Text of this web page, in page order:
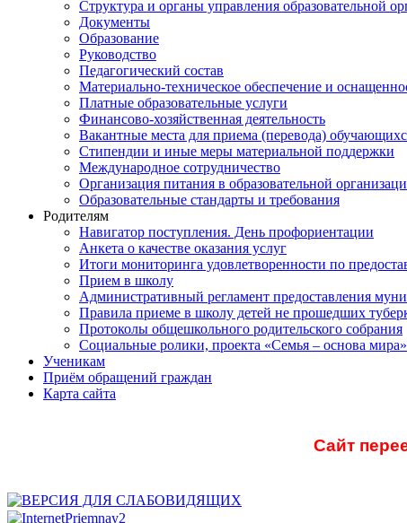
Структура и органы управления образовательной
Документы
Образование
Руководство
Педагогический состав
Материально-техническое обеспечение и
Платные образовательные услуги
Финансово-хозяйственная деятельность
Вакантные места для приема (перевода)
Стипендии и иные меры материальной поддержки
Международное сотрудничество
Организация питания в образовательной
Образовательные стандарты и требования
Родителям
Навигатор поступления. День профориентации
Анкета о качестве оказания услуг
Итоги мониторинга удовлетворенности по
Прием в школу
Административный регламент предоставления
Правила приеме в школу детей не прошедших
Протоколы общешкольного родительского собрания
Социальные ролики, проекта «Семья – основа мира»
Ученикам
Приём обращений граждан
Карта сайта
Сайт